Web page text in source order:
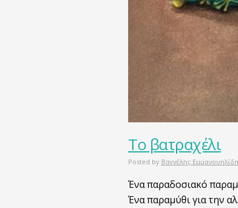
Το βατραχέλι
Posted by Βαγγέλης
Ένα παραδοσιακό
Ένα παραμύθι για την